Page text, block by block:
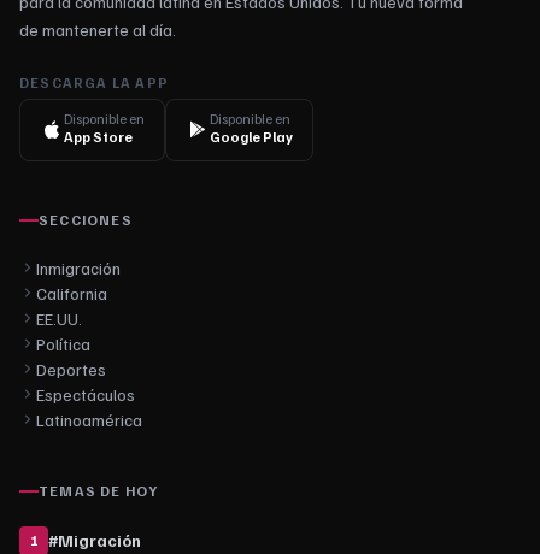
de mantenerte al día.
DESCARGA LA APP
Disponible en
App Store
Disponible en
Google Play
SECCIONES
Inmigración
California
EE.UU.
Política
Deportes
Espectáculos
Latinoamérica
TEMAS DE HOY
1 #Migración